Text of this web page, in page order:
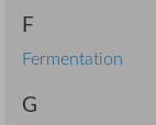
F
Fermentation
G